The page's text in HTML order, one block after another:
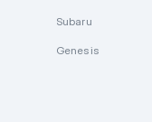
Subaru
Genesis